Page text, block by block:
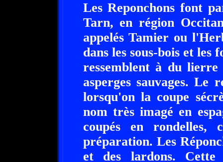
Les Reponchons font
Tarn, en région
appelés Tamier ou
dans les sous-bois et les
ressemblent à du
asperges sauvages. Le
lorsqu'on la coupe
nom très imagé en
coupés en
préparation. Les
et des lardons. Cette